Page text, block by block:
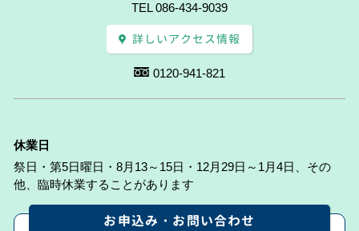
TEL 086-434-9039
詳しいアクセス情報
0120-941-821
休業日
祭日・第5日曜日・8月13～15日・12月29日～1月4日、その
他、臨時休業することがあります
お申込み・お問い合わせ